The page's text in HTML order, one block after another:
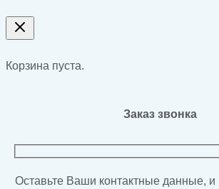
Корзина пуста.
Заказ звонка
Оставьте Ваши контактные данные,